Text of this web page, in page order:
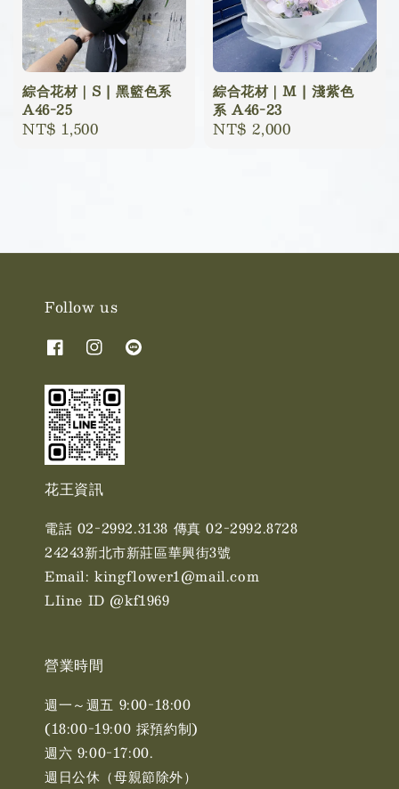
綜合花材｜S | 黑籃色系
A46-25
Regular
NT$ 1,500
綜合花材｜M | 淺紫色
系 A46-23
Regular
NT$ 2,000
Follow us
花王資訊
電話 02-2992.3138 傳真 02-2992.8728
24243新北市新莊區華興街3號
Email: kingflower1@mail.com
LIine ID @kf1969
營業時間
週一～週五 9:00-18:00
(18:00-19:00 採預約制)
週六 9:00-17:00. ​​
週日公休（母親節除外）